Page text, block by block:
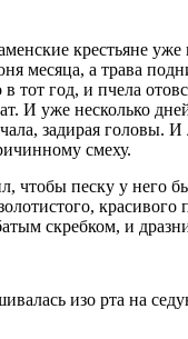
крестьяне уже
месяца, а трава
год, и пчела
уже несколько дней
задирая
смеху.
песку у него
красивого
скребком, и
изо рта на